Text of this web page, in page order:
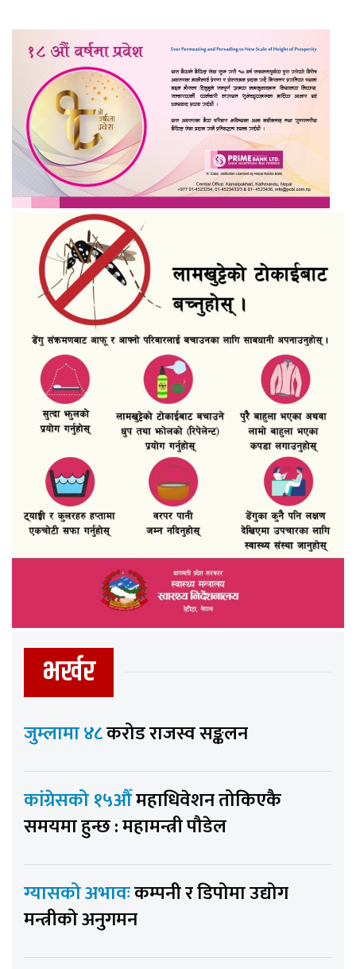
भर्खर
जुम्लामा ४८करोड राजस्व सङ्कलन
कांग्रेसको १५औँमहाधिवेशन तोकिएकै
समयमा हुन्छ : महामन्त्री पौडेल
ग्यासको अभावःकम्पनी र डिपोमा उद्योग
मन्त्रीको अनुगमन